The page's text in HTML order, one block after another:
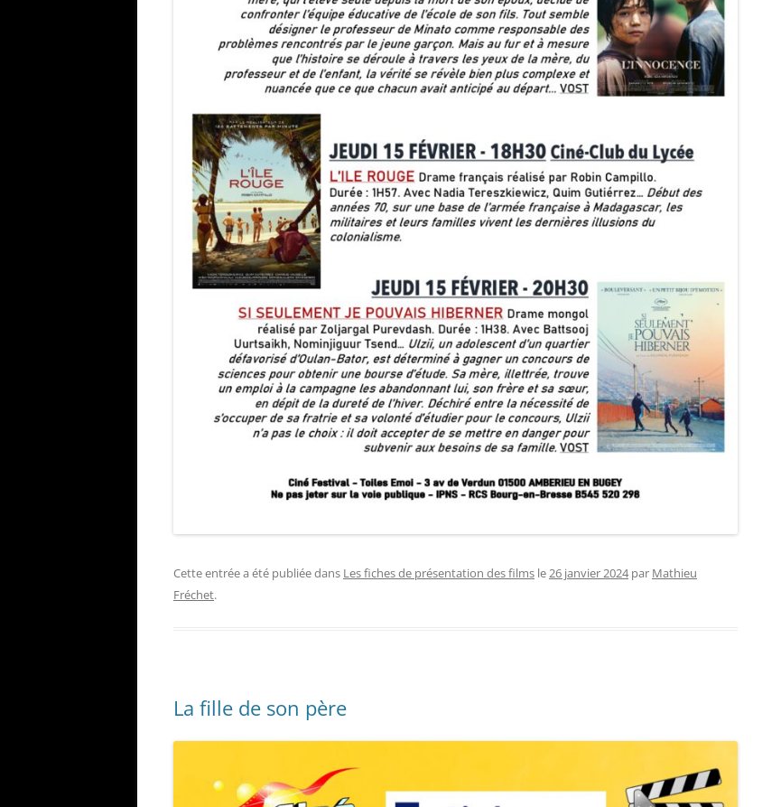
Cette entrée a été publiée dans Les fiches de présentation des films le26 janvier 2024 par Mathieu
Fréchet.
La fille de son père